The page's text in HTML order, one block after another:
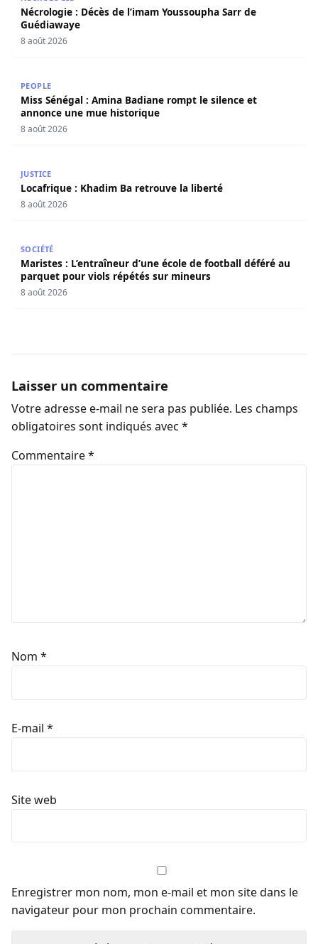
Nécrologie : Décès de l’imam Youssoupha Sarr de
Guédiawaye
8 août 2026
PEOPLE
Miss Sénégal : Amina Badiane rompt le silence et
annonce une mue historique
8 août 2026
JUSTICE
Locafrique : Khadim Ba retrouve la liberté
8 août 2026
SOCIÉTÉ
Maristes : L’entraîneur d’une école de football déféré au
parquet pour viols répétés sur mineurs
8 août 2026
Laisser un commentaire
Votre adresse e-mail ne sera pas publiée. Les champs
obligatoires sont indiqués avec *
Commentaire*
Nom *
E-mail *
Site web
Enregistrer mon nom, mon e-mail et mon site dans le
navigateur pour mon prochain commentaire.